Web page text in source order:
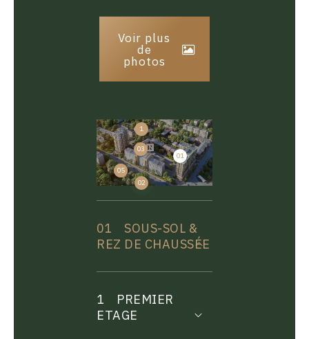
Voir plus
de
photos
01
1
02
03
04
05
01
SOUS-SOL &
REZ DE CHAUSSÉE
1
PREMIER
ETAGE